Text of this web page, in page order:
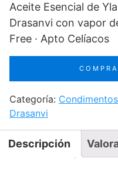
Aceite Esencial de
Drasanvi con vapor
Free · Apto Celíacos
Categoría:
Drasanvi
Descripción